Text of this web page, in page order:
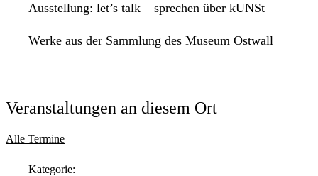
Ausstellung: let’s talk – sprechen über kUNSt
Werke aus der Sammlung des Museum Ostwall
Veranstaltungen an diesem Ort
Alle Termine
Kategorie: